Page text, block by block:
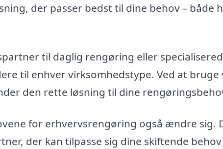
der passer bedst til dine behov – både
til daglig rengøring eller
til enhver virksomhedstype. Ved at bruge
den rette løsning til dine
for erhvervsrengøring også ændre sig.
der kan tilpasse sig dine skiftende